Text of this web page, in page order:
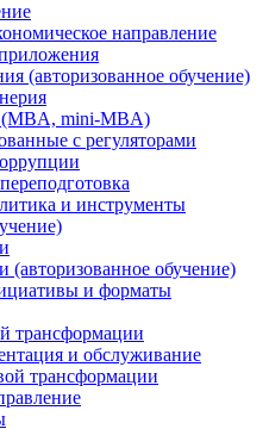
направление
(авторизованное обучение)
mini-MBA)
с регуляторами
и инструменты
(авторизованное обучение)
и форматы
трансформации
и обслуживание
трансформации